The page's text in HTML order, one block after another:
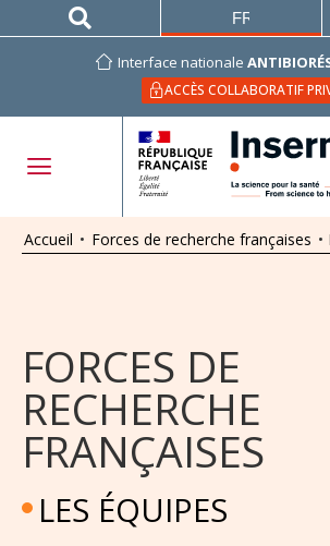
Interface nationale
ACCÈS COLLABORATIF
FRANÇAIS
Accueil • Forces de recherche françaises •
FORCES DE
RECHERCHE
FRANÇAISES
LES ÉQUIPES